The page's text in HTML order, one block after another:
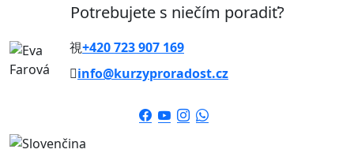
Potrebujete s niečím poradiť?
+420 723 907 169
info@kurzyproradost.cz